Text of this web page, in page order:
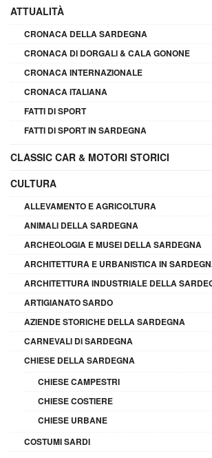
ATTUALITÀ
CRONACA DELLA SARDEGNA
CRONACA DI DORGALI & CALA GONONE
CRONACA INTERNAZIONALE
CRONACA ITALIANA
FATTI DI SPORT
FATTI DI SPORT IN SARDEGNA
CLASSIC CAR & MOTORI STORICI
CULTURA
ALLEVAMENTO E AGRICOLTURA
ANIMALI DELLA SARDEGNA
ARCHEOLOGIA E MUSEI DELLA SARDEGNA
ARCHITETTURA E URBANISTICA IN
ARCHITETTURA INDUSTRIALE DELLA
ARTIGIANATO SARDO
AZIENDE STORICHE DELLA SARDEGNA
CARNEVALI DI SARDEGNA
CHIESE DELLA SARDEGNA
CHIESE CAMPESTRI
CHIESE COSTIERE
CHIESE URBANE
COSTUMI SARDI